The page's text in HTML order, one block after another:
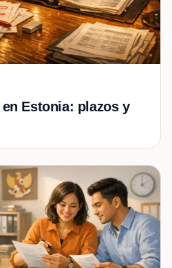
Estonia: plazos y